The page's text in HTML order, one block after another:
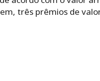
‌três‌ ‌prêmios‌ ‌de‌